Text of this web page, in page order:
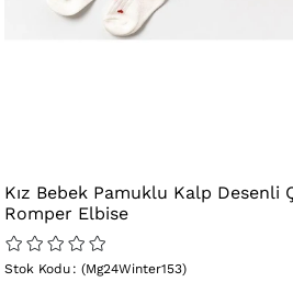
Kız Bebek Pamuklu Kalp Desenli
Romper Elbise
(Mg24Winter153)
Stok Kodu